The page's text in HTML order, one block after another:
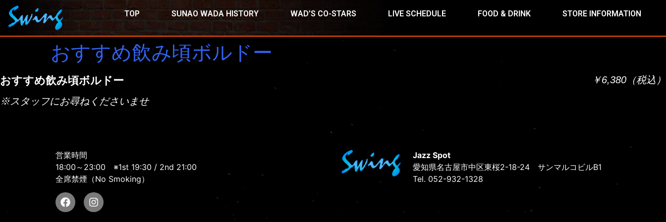
TOP SUNAO WADA HISTORY WAD’S CO-STARS LIVE SCHEDULE FOOD & DRINK STORE INFORMATION
おすすめ飲み頃ボルドー
おすすめ飲み頃ボルドー
￥6,380（税込）
※スタッフにお尋ねくださいませ
営業時間
18:00～23:00 ※1st 19:30 / 2nd 21:00
全席禁煙（No Smoking）
Jazz Spot
愛知県名古屋市中区東桜2-18-24 サンマルコビルB1
Tel. 052-932-1328